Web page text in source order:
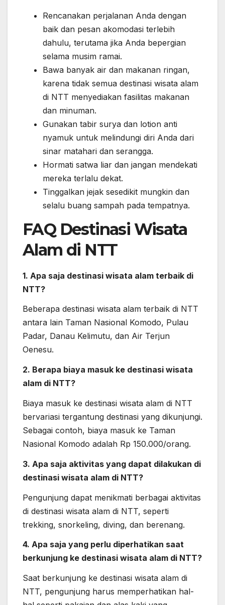
Rencanakan perjalanan Anda dengan
baik dan pesan akomodasi terlebih
dahulu, terutama jika Anda bepergian
selama musim ramai.
Bawa banyak air dan makanan ringan,
karena tidak semua destinasi wisata alam
di NTT menyediakan fasilitas makanan
dan minuman.
Gunakan tabir surya dan lotion anti
nyamuk untuk melindungi diri Anda dari
sinar matahari dan serangga.
Hormati satwa liar dan jangan mendekati
mereka terlalu dekat.
Tinggalkan jejak sesedikit mungkin dan
selalu buang sampah pada tempatnya.
FAQ Destinasi Wisata
Alam di NTT
1. Apa saja destinasi wisata alam terbaik di
NTT?
Beberapa destinasi wisata alam terbaik di NTT
antara lain Taman Nasional Komodo, Pulau
Padar, Danau Kelimutu, dan Air Terjun
Oenesu.
2. Berapa biaya masuk ke destinasi wisata
alam di NTT?
Biaya masuk ke destinasi wisata alam di NTT
bervariasi tergantung destinasi yang dikunjungi.
Sebagai contoh, biaya masuk ke Taman
Nasional Komodo adalah Rp 150.000/orang.
3. Apa saja aktivitas yang dapat dilakukan di
destinasi wisata alam di NTT?
Pengunjung dapat menikmati berbagai aktivitas
di destinasi wisata alam di NTT, seperti
trekking, snorkeling, diving, dan berenang.
4. Apa saja yang perlu diperhatikan saat
berkunjung ke destinasi wisata alam di NTT?
Saat berkunjung ke destinasi wisata alam di
NTT, pengunjung harus memperhatikan hal-